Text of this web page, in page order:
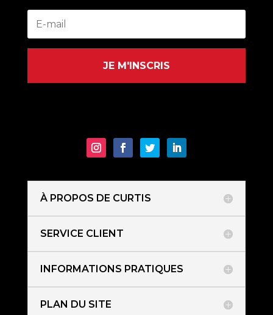
JE M'INSCRIS
À PROPOS DE CURTIS
SERVICE CLIENT
INFORMATIONS PRATIQUES
PLAN DU SITE